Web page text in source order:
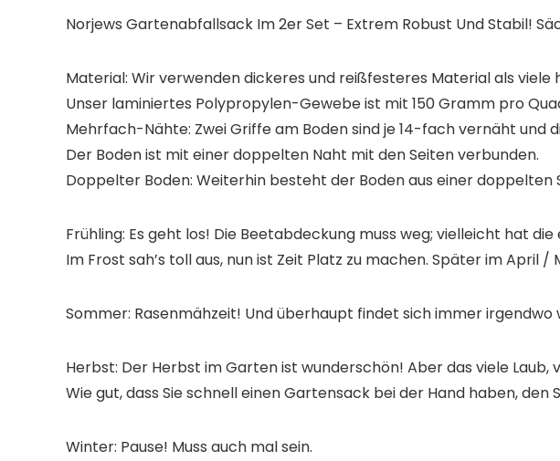
Norjews Gartenabfallsack Im 2er Set – Extrem Robust Und Stabil!
Material: Wir verwenden dickeres und reißfesteres Material als
Unser laminiertes Polypropylen-Gewebe ist mit 150 Gramm pro
Mehrfach-Nähte: Zwei Griffe am Boden sind je14-fachvernäht und
Der Boden ist mit einer doppelten Naht mit den Seiten verbunden.
Doppelter Boden: Weiterhin besteht der Boden aus einerdoppelten
Frühling: Es geht los! Die Beetabdeckung muss weg; vielleicht hat
Im Frost sah’s toll aus, nun ist Zeit Platz zu machen. Später im
Sommer: Rasenmähzeit! Und überhaupt findet sich immer irgendwo
Herbst: Der Herbst im Garten ist wunderschön! Aber das viele
Wie gut, dass Sie schnell einen Gartensack bei der Hand haben,
Winter: Pause! Muss auch mal sein.